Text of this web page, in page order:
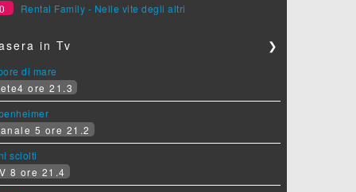
Rental Family - Nelle vite degli altri
in Tv ❯
di mare
ore 21.3
5 ore 21.2
sciolti
8 ore 21.4